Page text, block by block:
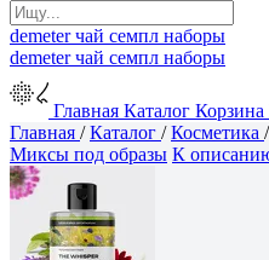
demeterчай семпл наборы
demeterчай семпл наборы
Главная Каталог Корзина
Главная /Каталог /Косметика /
Миксы под образы К